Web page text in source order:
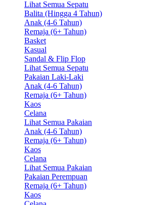
Lihat Semua Sepatu
Balita (Hingga 4 Tahun)
Anak (4-6 Tahun)
Remaja (6+ Tahun)
Basket
Kasual
Sandal & Flip Flop
Lihat Semua Sepatu
Pakaian Laki-Laki
Anak (4-6 Tahun)
Remaja (6+ Tahun)
Kaos
Celana
Lihat Semua Pakaian
Anak (4-6 Tahun)
Remaja (6+ Tahun)
Kaos
Celana
Lihat Semua Pakaian
Pakaian Perempuan
Remaja (6+ Tahun)
Kaos